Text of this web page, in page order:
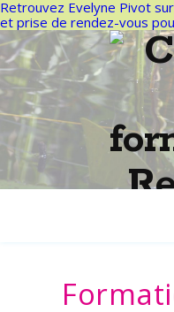
Retrouvez Evelyne Pivot
et prise de rendez-vous